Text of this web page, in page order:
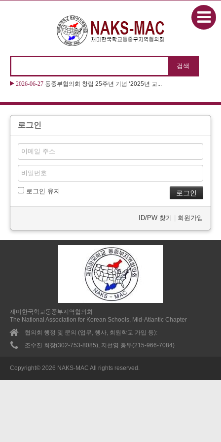
2026-06-27 동중부협의회 창립 25주년 기념 ‘2025년 교...
로그인
로그인 유지
ID/PW 찾기 회원가입
재미한국학교동중부지역협의회
The National Association for Korean Schools, Mid-Atlantic Chapter
협의회 행정 및 문의 (업무, 행사, 회원학교 가입 등):
조수진 회장(302-753-8085), 지선영 총무(215-966-7084)
Copyright© 2026 NAKS-MAC All rights reserved.